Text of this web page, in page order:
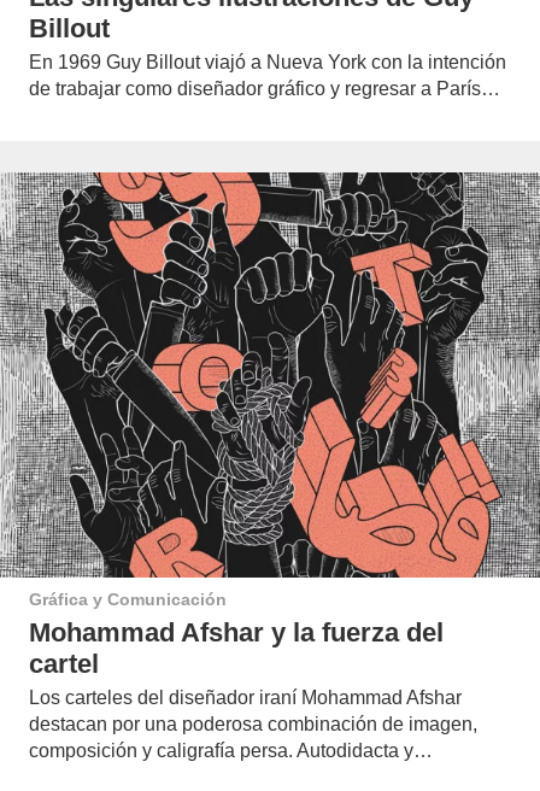
Billout
En 1969 Guy Billout viajó a Nueva York con la intención
de trabajar como diseñador gráfico y regresar a París…
Gráfica y Comunicación
Mohammad Afshar y la fuerza del
cartel
Los carteles del diseñador iraní Mohammad Afshar
destacan por una poderosa combinación de imagen,
composición y caligrafía persa. Autodidacta y…